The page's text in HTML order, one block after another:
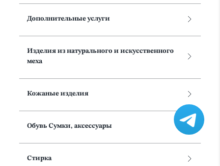
Дополнительные услуги
Изделия из натурального и искусственного
меха
Кожаные изделия
Обувь Сумки, аксессуары
Стирка